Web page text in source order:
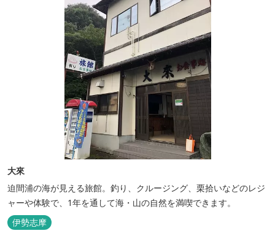
大來
迫間浦の海が見える旅館。釣り、クルージング、栗拾いなどのレジ
ャーや体験で、1年を通して海・山の自然を満喫できます。
伊勢志摩